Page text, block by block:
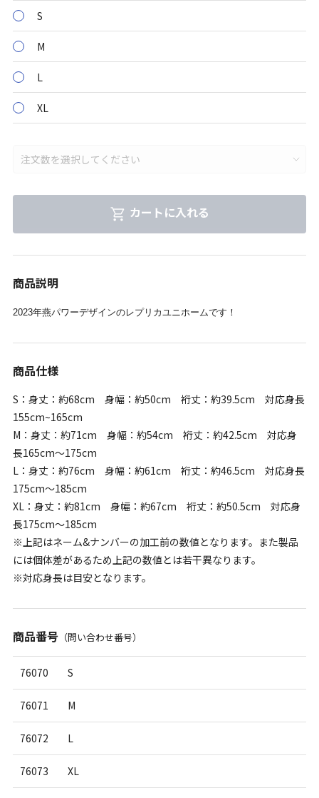
S
M
L
XL
カートに入れる
商品説明
2023年燕パワーデザインのレプリカユニホームです！
商品仕様
S：身丈：約68cm 身幅：約50cm 裄丈：約39.5cm 対応身長
155cm~165cm
M：身丈：約71cm 身幅：約54cm 裄丈：約42.5cm 対応身
長165cm～175cm
L：身丈：約76cm 身幅：約61cm 裄丈：約46.5cm 対応身長
175cm～185cm
XL：身丈：約81cm 身幅：約67cm 裄丈：約50.5cm 対応身
長175cm～185cm
※上記はネーム&ナンバーの加工前の数値となります。また製品
には個体差があるため上記の数値とは若干異なります。
※対応身長は目安となります。
商品番号（問い合わせ番号）
76070 S
76071 M
76072 L
76073 XL